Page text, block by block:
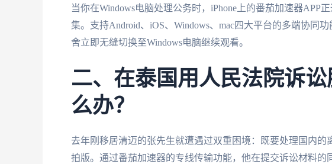
当你在Windows电脑处理公务时，iPhone上的番茄加速器APP
集。支持Android、iOS、Windows、mac四大平台的多端协同
舍立即无缝切换至Windows电脑继续观看。
二、在泰国用人民法院诉
么办？
去年刚移居清迈的张先生就遭遇过双重困境：既要处理国内
拍版。通过番茄加速器的专线传输功能，他在提交诉讼材料